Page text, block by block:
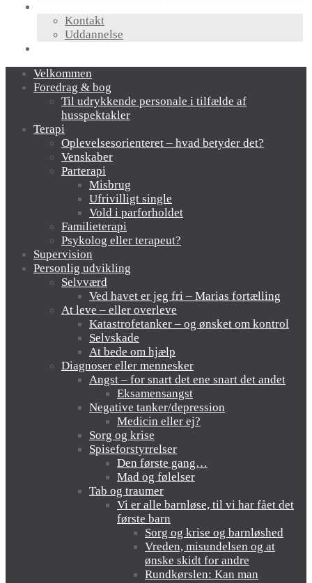
Kontakt
Uddannelse
Velkommen
Foredrag & bog
Til udrykkende personale i tilfælde af
husspektakler
Terapi
Oplevelsesorienteret – hvad betyder det?
Venskaber
Parterapi
Misbrug
Ufrivilligt single
Vold i parforholdet
Familieterapi
Psykolog eller terapeut?
Supervision
Personlig udvikling
Selvværd
Ved havet er jeg fri – Marias fortælling
At leve – eller overleve
Katastrofetanker – og ønsket om kontrol
Selvskade
At bede om hjælp
Diagnoser eller mennesker
Angst – for snart det ene snart det andet
Eksamensangst
Negative tanker/depression
Medicin eller ej?
Sorg og krise
Spiseforstyrrelser
Den første gang…
Mad og følelser
Tab og traumer
Vi er alle barnløse, til vi har fået det
første barn
Sorg og krise og barnløshed
Vreden, misundelsen og at
ønske skidt for andre
Rundkørslen: Kan man